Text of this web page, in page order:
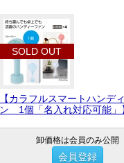
SOLD OUT
【カラフルスマートハンデ
ン 1個「名入れ対応可能」
卸価格は会員のみ公開
会員登録